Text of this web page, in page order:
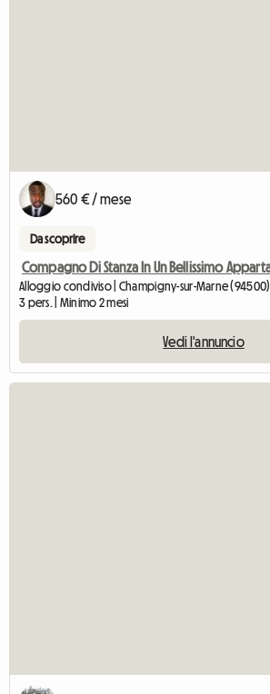
560 € / mese
Da scoprire
Compagno Di Stanza In Un Bellissimo
Alloggio condiviso | Champigny-sur-Marne (94500) |
3 pers. | Minimo 2 mesi
Vedi l'annuncio